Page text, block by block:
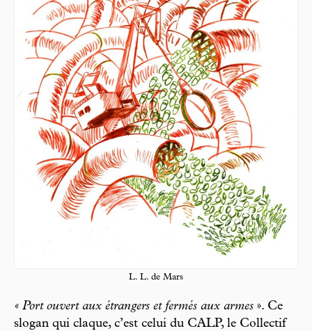
L. L. de Mars
« Port ouvert aux étrangers et fermés aux armes ». Ce
slogan qui claque, c’est celui du CALP, le Collectif